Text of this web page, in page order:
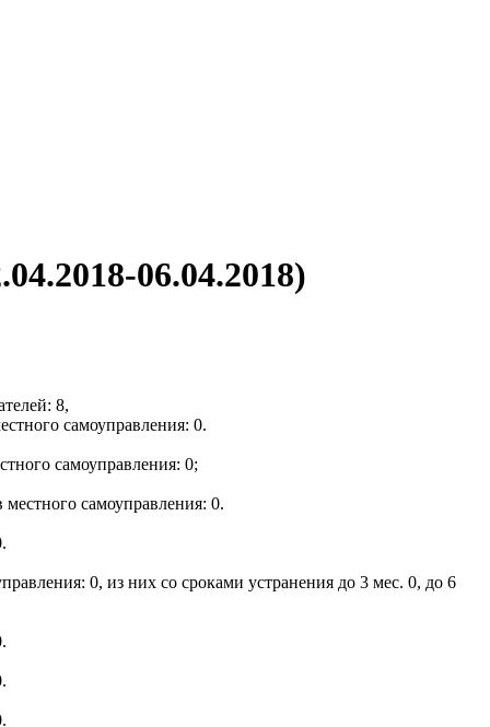
06.04.2018)
8,
самоуправления: 0.
самоуправления: 0;
самоуправления: 0.
0, из них со сроками устранения до 3 мес. 0, до 6